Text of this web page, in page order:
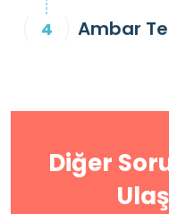
Ambar
Diğer